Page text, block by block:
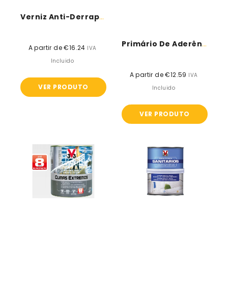
Verniz Anti-Derrapante - V33
Preço
normal
A partir de €16.24 IVA
Incluido
VER PRODUTO
Primário De Aderência - V33
Preço
normal
A partir de €12.59 IVA
Incluido
VER PRODUTO
Pintura
para
ferro
climas
extremos
sanitário
-
V33